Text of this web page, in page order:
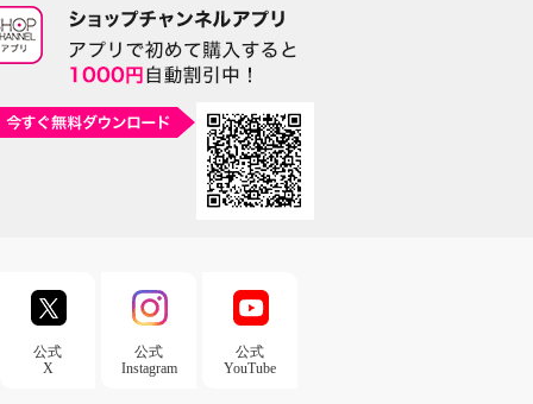
公式
X
公式
Instagram
公式
YouTube